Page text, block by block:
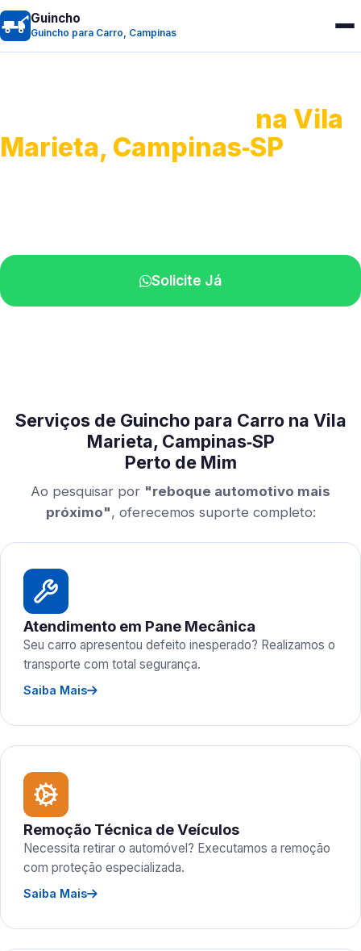
Guincho
Guincho para Carro, Campinas
na Vila
Marieta, Campinas‑SP
Solicite Já
Serviços de Guincho para Carro na Vila
Marieta, Campinas‑SP
Perto de Mim
Ao pesquisar por "reboque automotivo mais
próximo", oferecemos suporte completo:
Atendimento em Pane Mecânica
Seu carro apresentou defeito inesperado? Realizamos o
transporte com total segurança.
Saiba Mais
Remoção Técnica de Veículos
Necessita retirar o automóvel? Executamos a remoção
com proteção especializada.
Saiba Mais